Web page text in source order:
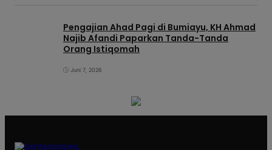
Pengajian Ahad Pagi di Bumiayu, KH Ahmad
Najib Afandi Paparkan Tanda-Tanda
Orang Istiqomah
Juni 7, 2026